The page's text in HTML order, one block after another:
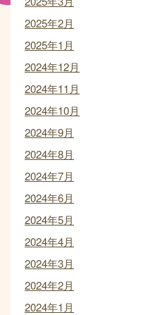
2025年2月
2025年1月
2024年12月
2024年11月
2024年10月
2024年9月
2024年8月
2024年7月
2024年6月
2024年5月
2024年4月
2024年3月
2024年2月
2024年1月